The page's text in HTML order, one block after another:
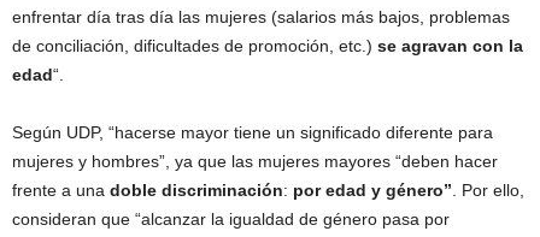
enfrentar día tras día las mujeres (salarios más bajos, problemas
de conciliación, dificultades de promoción, etc.) se agravan con la
edad“.
Según UDP, “hacerse mayor tiene un significado diferente para
mujeres y hombres”, ya que las mujeres mayores “deben hacer
frente a una doble discriminación: por edad y género” . Por ello,
consideran que “alcanzar la igualdad de género pasa por